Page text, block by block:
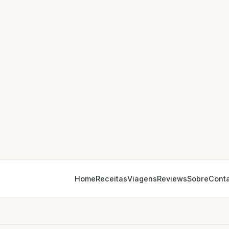
HomeReceitasViagensReviewsSobre